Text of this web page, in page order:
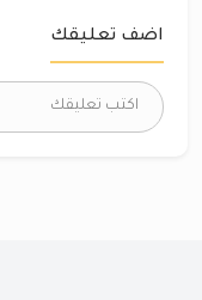
اضف تعليقك